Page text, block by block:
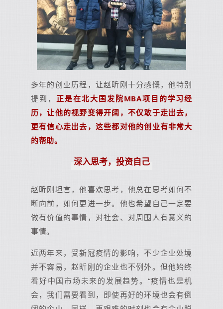
多年的创业历程，让赵昕刚十分感慨，他特别
提到， 正是在北大国发院MBA项目的学习经
历，让他的视野变得开阔，不仅敢于走出去，
更有信心走出去，这些都对他的创业有非常大
的帮助。
深入思考，投资自己
赵昕刚坦言，他喜欢思考，他总在思考如何不
断向前，如何更进一步。他也希望自己一定要
做有价值的事情，对社会、对周围人有意义的
事情。
近两年来，受新冠疫情的影响，不少企业处境
并不容易，赵昕刚的企业也不例外。但他始终
看好中国市场未来的发展趋势。“疫情也是机
会，我们需要看到，即使再好的环境也会有倒